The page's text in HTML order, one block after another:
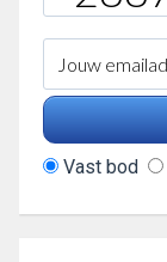
Vast bod